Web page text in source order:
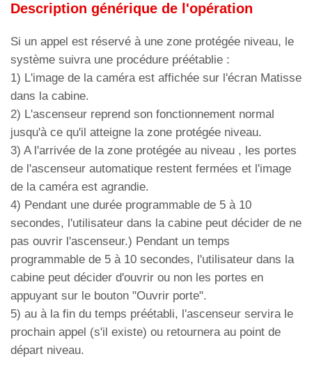
Description générique de l'opération
Si un appel est réservé à une zone protégée niveau, le
système suivra une procédure préétablie :
1) L'image de la caméra est affichée sur l'écran Matisse
dans la cabine.
2) L'ascenseur reprend son fonctionnement normal
jusqu'à ce qu'il atteigne la zone protégée niveau.
3) A l'arrivée de la zone protégée au niveau , les portes
de l'ascenseur automatique restent fermées et l'image
de la caméra est agrandie.
4) Pendant une durée programmable de 5 à 10
secondes, l'utilisateur dans la cabine peut décider de ne
pas ouvrir l'ascenseur.) Pendant un temps
programmable de 5 à 10 secondes, l'utilisateur dans la
cabine peut décider d'ouvrir ou non les portes en
appuyant sur le bouton "Ouvrir porte".
5) au à la fin du temps préétabli, l'ascenseur servira le
prochain appel (s'il existe) ou retournera au point de
départ niveau.